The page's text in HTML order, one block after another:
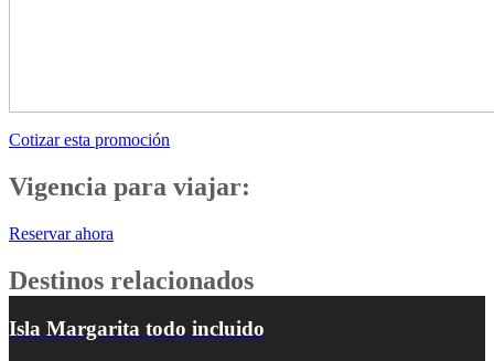
Cotizar esta promoción
Vigencia para viajar:
Reservar ahora
Destinos relacionados
Isla Margarita todo incluido